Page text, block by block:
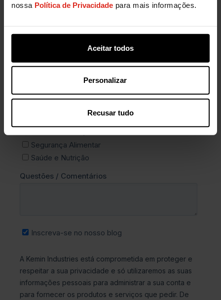
nossa Política de Privacidade para mais informações.
Aceitar todos
Personalizar
Recusar tudo